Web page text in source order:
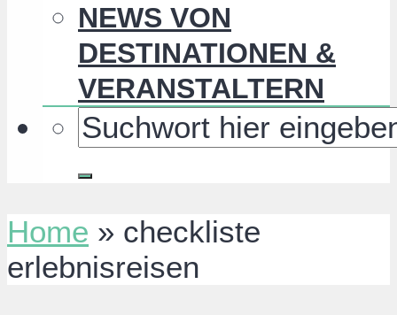
NEWS VON
DESTINATIONEN &
VERANSTALTERN
Home » checkliste
erlebnisreisen